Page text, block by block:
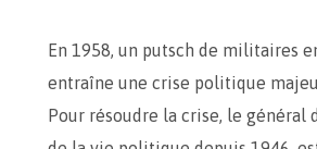
En 1958, un putsch de militaires
entraîne une crise politique
Pour résoudre la crise, le général